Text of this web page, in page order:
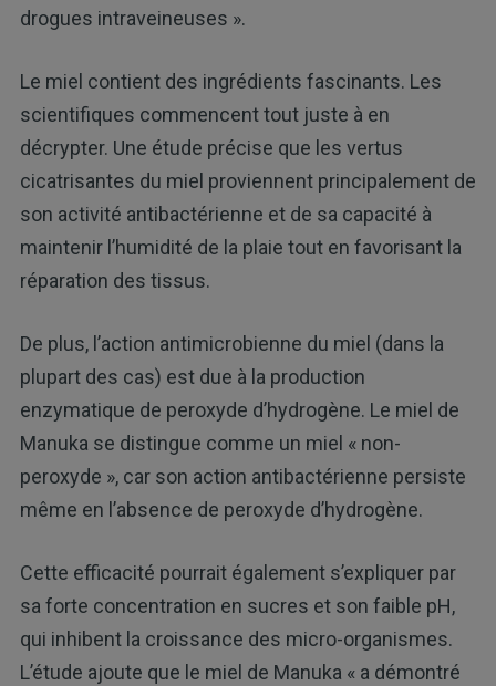
drogues intraveineuses ».
Le miel contient des ingrédients fascinants. Les
scientifiques commencent tout juste à en
décrypter. Une étude précise que les vertus
cicatrisantes du miel proviennent principalement de
son activité antibactérienne et de sa capacité à
maintenir l’humidité de la plaie tout en favorisant la
réparation des tissus.
De plus, l’action antimicrobienne du miel (dans la
plupart des cas) est due à la production
enzymatique de peroxyde d’hydrogène. Le miel de
Manuka se distingue comme un miel « non-
peroxyde », car son action antibactérienne persiste
même en l’absence de peroxyde d’hydrogène.
Cette efficacité pourrait également s’expliquer par
sa forte concentration en sucres et son faible pH,
qui inhibent la croissance des micro-organismes.
L’étude ajoute que le miel de Manuka « a démontré